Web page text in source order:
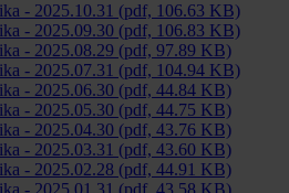
- 2025.10.31 (pdf, 106.63 KB)
- 2025.09.30 (pdf, 106.83 KB)
- 2025.08.29 (pdf, 97.89 KB)
- 2025.07.31 (pdf, 104.94 KB)
- 2025.06.30 (pdf, 44.84 KB)
- 2025.05.30 (pdf, 44.75 KB)
- 2025.04.30 (pdf, 43.76 KB)
- 2025.03.31 (pdf, 43.60 KB)
- 2025.02.28 (pdf, 44.91 KB)